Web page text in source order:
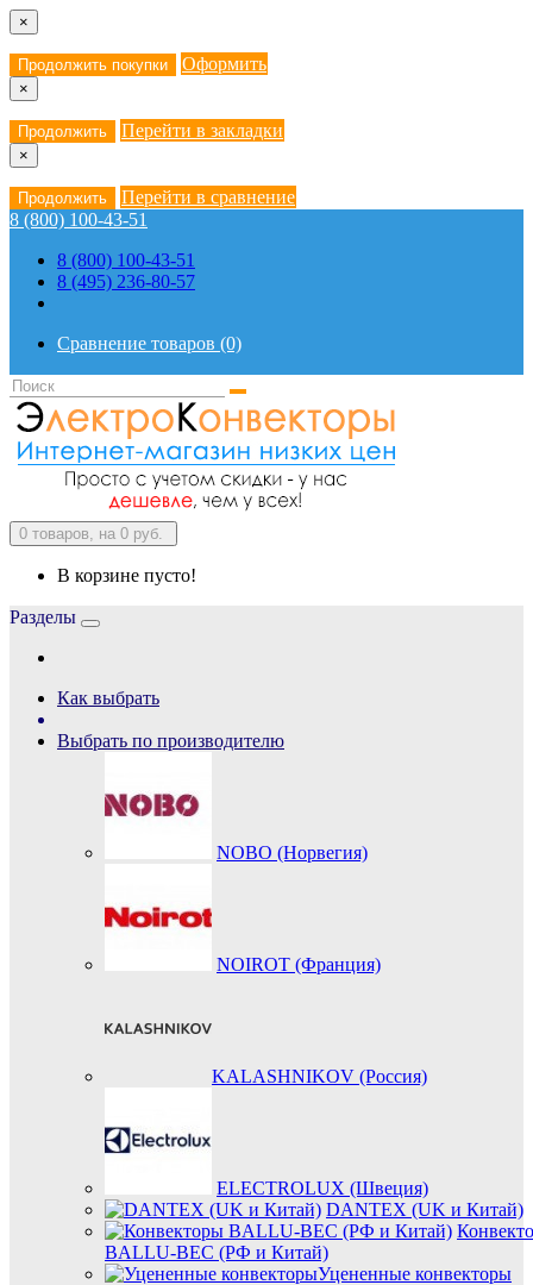
×
Продолжить покупки Оформить
×
Продолжить Перейти в закладки
×
Продолжить
Перейти в сравнение
8 (800) 100-43-51
8 (800) 100-43-51
8 (495) 236-80-57
Сравнение товаров (0)
0 товаров, на 0 руб.
В корзине пусто!
Разделы
Как выбрать
Выбрать по производителю
NOBO (Норвегия)
NOIROT (Франция)
KALASHNIKOV (Россия)
ELECTROLUX (Швеция)
DANTEX (UK и Китай)
BALLU-BEC (РФ и Китай)
Уцененные конвекторы